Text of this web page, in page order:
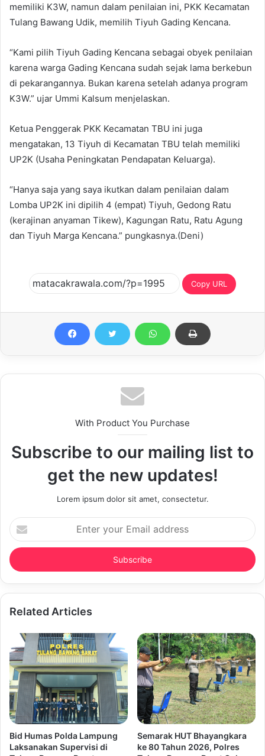
memiliki K3W, namun dalam penilaian ini, PKK Kecamatan
Tulang Bawang Udik, memilih Tiyuh Gading Kencana.
“Kami pilih Tiyuh Gading Kencana sebagai obyek penilaian
karena warga Gading Kencana sudah sejak lama berkebun
di pekarangannya. Bukan karena setelah adanya program
K3W.” ujar Ummi Kalsum menjelaskan.
Ketua Penggerak PKK Kecamatan TBU ini juga
mengatakan, 13 Tiyuh di Kecamatan TBU telah memiliki
UP2K (Usaha Peningkatan Pendapatan Keluarga).
“Hanya saja yang saya ikutkan dalam penilaian dalam
Lomba UP2K ini dipilih 4 (empat) Tiyuh, Gedong Ratu
(kerajinan anyaman Tikew), Kagungan Ratu, Ratu Agung
dan Tiyuh Marga Kencana.” pungkasnya.(Deni)
Copy URL
With Product You Purchase
Subscribe to our mailing list to
get the new updates!
Lorem ipsum dolor sit amet, consectetur.
Enter
your
Email
address
Related Articles
Bid Humas Polda Lampung
Laksanakan Supervisi di
Semarak HUT Bhayangkara
ke 80 Tahun 2026, Polres